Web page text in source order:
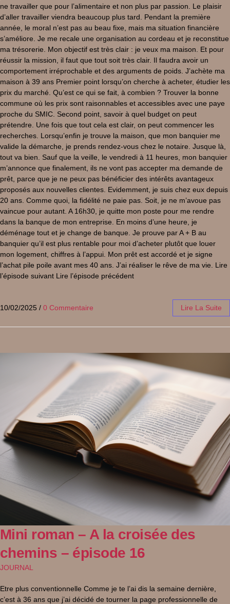
ne travailler que pour l’alimentaire et non plus par passion. Le plaisir
d’aller travailler viendra beaucoup plus tard. Pendant la première
année, le moral n’est pas au beau fixe, mais ma situation financière
s’améliore. Je me recale une organisation au cordeau et je reconstitue
ma trésorerie. Mon objectif est très clair : je veux ma maison. Et pour
réussir la mission, il faut que tout soit très clair. Il faudra avoir un
comportement irréprochable et des arguments de poids. J’achète ma
maison à 39 ans Premier point lorsqu’on cherche à acheter, étudier les
prix du marché. Qu’est ce qui se fait, à combien ? Trouver la bonne
commune où les prix sont raisonnables et accessibles avec une paye
proche du SMIC. Second point, savoir à quel budget on peut
prétendre. Une fois que tout cela est clair, on peut commencer les
recherches. Lorsqu’enfin je trouve la maison, que mon banquier me
valide la démarche, je prends rendez-vous chez le notaire. Jusque là,
tout va bien. Sauf que la veille, le vendredi à 11 heures, mon banquier
m’annonce que finalement, ils ne vont pas accepter ma demande de
prêt, parce que je ne peux pas bénéficier des intérêts avantageux
proposés aux nouvelles clientes. Evidemment, je suis chez eux depuis
20 ans. Comme quoi, la fidélité ne paie pas. Soit, je ne m’avoue pas
vaincue pour autant. A 16h30, je quitte mon poste pour me rendre
dans la banque de mon entreprise. En moins d’une heure, je
déménage tout et je change de banque. Je prouve par A + B au
banquier qu’il est plus rentable pour moi d’acheter plutôt que louer
mon logement, chiffres à l’appui. Mon prêt est accordé et je signe
l’achat pile poile avant mes 40 ans. J’ai réaliser le rêve de ma vie. Lire
l’épisode suivant Lire l’épisode précédent
10/02/2025 / 0 Commentaire Lire La Suite
Mini roman – A la croisée des
chemins – épisode 16
JOURNAL
Etre plus conventionnelle Comme je te l’ai dis la semaine dernière,
c’est à 36 ans que j’ai décidé de tourner la page professionnelle de